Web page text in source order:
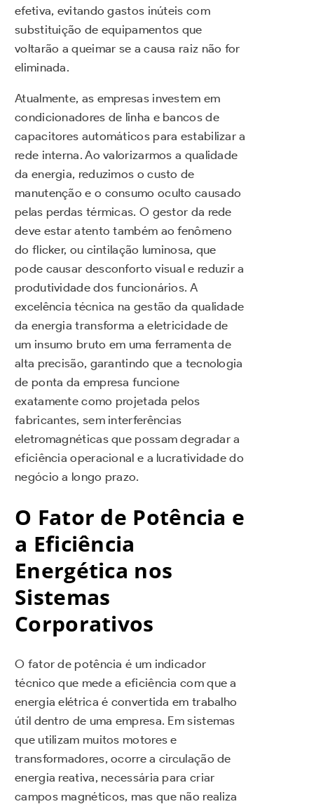
efetiva, evitando gastos inúteis com
substituição de equipamentos que
voltarão a queimar se a causa raiz não for
eliminada.
Atualmente, as empresas investem em
condicionadores de linha e bancos de
capacitores automáticos para estabilizar a
rede interna. Ao valorizarmos a qualidade
da energia, reduzimos o custo de
manutenção e o consumo oculto causado
pelas perdas térmicas. O gestor da rede
deve estar atento também ao fenômeno
do flicker, ou cintilação luminosa, que
pode causar desconforto visual e reduzir a
produtividade dos funcionários. A
excelência técnica na gestão da qualidade
da energia transforma a eletricidade de
um insumo bruto em uma ferramenta de
alta precisão, garantindo que a tecnologia
de ponta da empresa funcione
exatamente como projetada pelos
fabricantes, sem interferências
eletromagnéticas que possam degradar a
eficiência operacional e a lucratividade do
negócio a longo prazo.
O Fator de Potência e
a Eficiência
Energética nos
Sistemas
Corporativos
O fator de potência é um indicador
técnico que mede a eficiência com que a
energia elétrica é convertida em trabalho
útil dentro de uma empresa. Em sistemas
que utilizam muitos motores e
transformadores, ocorre a circulação de
energia reativa, necessária para criar
campos magnéticos, mas que não realiza